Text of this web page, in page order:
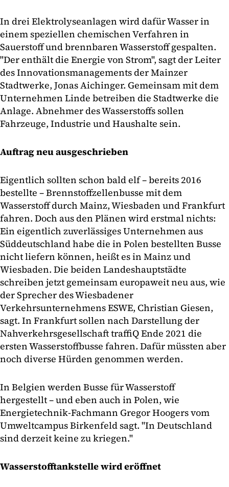
In drei Elektrolyseanlagen wird dafür Wasser in
einem speziellen chemischen Verfahren in
Sauerstoff und brennbaren Wasserstoff gespalten.
"Der enthält die Energie von Strom", sagt der Leiter
des Innovationsmanagements der Mainzer
Stadtwerke, Jonas Aichinger. Gemeinsam mit dem
Unternehmen Linde betreiben die Stadtwerke die
Anlage. Abnehmer des Wasserstoffs sollen
Fahrzeuge, Industrie und Haushalte sein.
Auftrag neu ausgeschrieben
Eigentlich sollten schon bald elf – bereits 2016
bestellte – Brennstoffzellenbusse mit dem
Wasserstoff durch Mainz, Wiesbaden und Frankfurt
fahren. Doch aus den Plänen wird erstmal nichts:
Ein eigentlich zuverlässiges Unternehmen aus
Süddeutschland habe die in Polen bestellten Busse
nicht liefern können, heißt es in Mainz und
Wiesbaden. Die beiden Landeshauptstädte
schreiben jetzt gemeinsam europaweit neu aus, wie
der Sprecher des Wiesbadener
Verkehrsunternehmens ESWE, Christian Giesen,
sagt. In Frankfurt sollen nach Darstellung der
Nahverkehrsgesellschaft traffiQ Ende 2021 die
ersten Wasserstoffbusse fahren. Dafür müssten aber
noch diverse Hürden genommen werden.
In Belgien werden Busse für Wasserstoff
hergestellt – und eben auch in Polen, wie
Energietechnik-Fachmann Gregor Hoogers vom
Umweltcampus Birkenfeld sagt. "In Deutschland
sind derzeit keine zu kriegen."
Wasserstofftankstelle wird eröffnet